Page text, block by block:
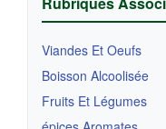
Viandes Et Oeufs
Boisson Alcoolisée
Fruits Et Légumes